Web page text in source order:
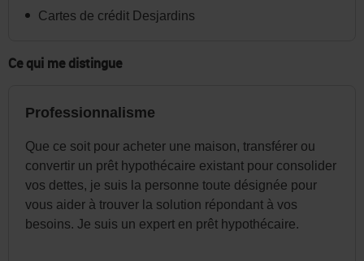
Cartes de crédit Desjardins
Ce qui me distingue
Professionnalisme
Que ce soit pour acheter une maison, transférer ou
convertir un prêt hypothécaire existant pour consolider
vos dettes, je suis la personne toute désignée pour
vous aider à trouver la solution répondant à vos
besoins. Je suis un expert en prêt hypothécaire.
le
menu
de
la
page